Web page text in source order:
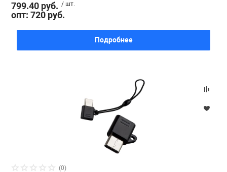
799.40 руб. / шт.
опт: 720 руб.
Подробнее
(0)